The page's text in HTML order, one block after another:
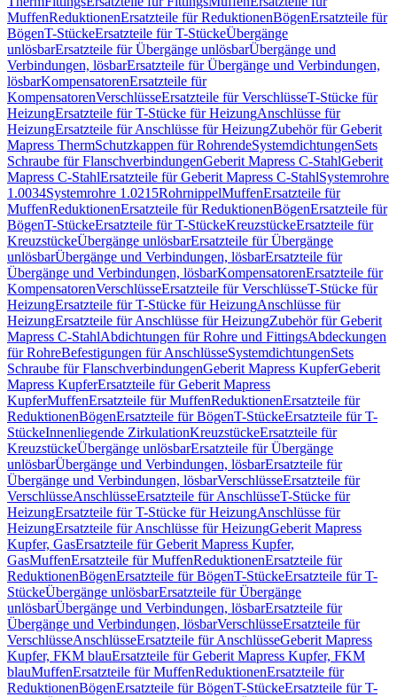
MuffenReduktionenErsatzteile für ReduktionenBögenErsatzteile für
BögenT-StückeErsatzteile für T-StückeÜbergänge
unlösbarErsatzteile für Übergänge unlösbarÜbergänge und
Verbindungen, lösbarErsatzteile für Übergänge und Verbindungen,
lösbarKompensatorenErsatzteile für
KompensatorenVerschlüsseErsatzteile für VerschlüsseT-Stücke für
HeizungErsatzteile für T-Stücke für HeizungAnschlüsse für
HeizungErsatzteile für Anschlüsse für HeizungZubehör für Geberit
Mapress ThermSchutzkappen für RohrendeSystemdichtungenSets
Schraube für FlanschverbindungenGeberit Mapress C-StahlGeberit
Mapress C-StahlErsatzteile für Geberit Mapress C-StahlSystemrohre
1.0034Systemrohre 1.0215RohrnippelMuffenErsatzteile für
MuffenReduktionenErsatzteile für ReduktionenBögenErsatzteile für
BögenT-StückeErsatzteile für T-StückeKreuzstückeErsatzteile für
KreuzstückeÜbergänge unlösbarErsatzteile für Übergänge
unlösbarÜbergänge und Verbindungen, lösbarErsatzteile für
Übergänge und Verbindungen, lösbarKompensatorenErsatzteile für
KompensatorenVerschlüsseErsatzteile für VerschlüsseT-Stücke für
HeizungErsatzteile für T-Stücke für HeizungAnschlüsse für
HeizungErsatzteile für Anschlüsse für HeizungZubehör für Geberit
Mapress C-StahlAbdichtungen für Rohre und FittingsAbdeckungen
für RohreBefestigungen für AnschlüsseSystemdichtungenSets
Schraube für FlanschverbindungenGeberit Mapress KupferGeberit
Mapress KupferErsatzteile für Geberit Mapress
KupferMuffenErsatzteile für MuffenReduktionenErsatzteile für
ReduktionenBögenErsatzteile für BögenT-StückeErsatzteile für T-
StückeInnenliegende ZirkulationKreuzstückeErsatzteile für
KreuzstückeÜbergänge unlösbarErsatzteile für Übergänge
unlösbarÜbergänge und Verbindungen, lösbarErsatzteile für
Übergänge und Verbindungen, lösbarVerschlüsseErsatzteile für
VerschlüsseAnschlüsseErsatzteile für AnschlüsseT-Stücke für
HeizungErsatzteile für T-Stücke für HeizungAnschlüsse für
HeizungErsatzteile für Anschlüsse für HeizungGeberit Mapress
Kupfer, GasErsatzteile für Geberit Mapress Kupfer,
GasMuffenErsatzteile für MuffenReduktionenErsatzteile für
ReduktionenBögenErsatzteile für BögenT-StückeErsatzteile für T-
StückeÜbergänge unlösbarErsatzteile für Übergänge
unlösbarÜbergänge und Verbindungen, lösbarErsatzteile für
Übergänge und Verbindungen, lösbarVerschlüsseErsatzteile für
VerschlüsseAnschlüsseErsatzteile für AnschlüsseGeberit Mapress
Kupfer, FKM blauErsatzteile für Geberit Mapress Kupfer, FKM
blauMuffenErsatzteile für MuffenReduktionenErsatzteile für
ReduktionenBögenErsatzteile für BögenT-StückeErsatzteile für T-